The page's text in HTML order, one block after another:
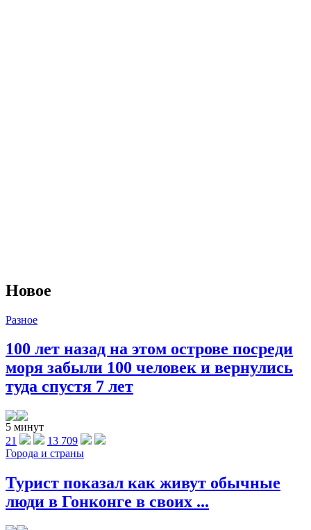
Новое
Разное
100 лет назад на этом острове посреди
моря забыли 100 человек и вернулись
туда спустя 7 лет
5 минут
21
13 709
Города и страны
Турист показал как живут обычные
люди в Гонконге в своих ...